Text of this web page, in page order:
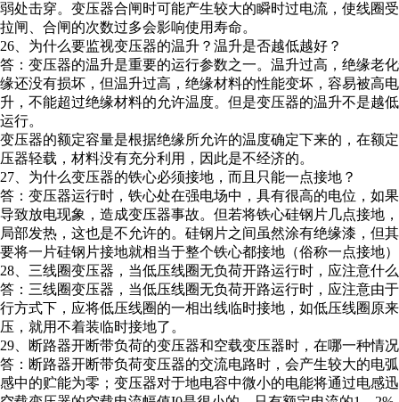
弱处击穿。变压器合闸时可能产生较大的瞬时过电流，使线圈
拉闸、合闸的次数过多会影响使用寿命。
26、为什么要监视变压器的温升？温升是否越低越好？
答：变压器的温升是重要的运行参数之一。温升过高，绝缘老
缘还没有损坏，但温升过高，绝缘材料的性能变坏，容易被高
升，不能超过绝缘材料的允许温度。但是变压器的温升不是越
运行。
变压器的额定容量是根据绝缘所允许的温度确定下来的，在额
压器轻载，材料没有充分利用，因此是不经济的。
27、为什么变压器的铁心必须接地，而且只能一点接地？
答：变压器运行时，铁心处在强电场中，具有很高的电位，如
导致放电现象，造成变压器事故。但若将铁心硅钢片几点接地
局部发热，这也是不允许的。硅钢片之间虽然涂有绝缘漆，但
要将一片硅钢片接地就相当于整个铁心都接地（俗称一点接地
28、三线圈变压器，当低压线圈无负荷开路运行时，应注意什
答：三线圈变压器，当低压线圈无负荷开路运行时，应注意由
行方式下，应将低压线圈的一相出线临时接地，如低压线圈原
压，就用不着装临时接地了。
29、断路器开断带负荷的变压器和空载变压器时，在哪一种情
答：断路器开断带负荷变压器的交流电路时，会产生较大的电
感中的贮能为零；变压器对于地电容中微小的电能将通过电感